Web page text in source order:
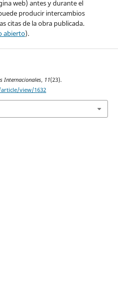
web) antes y durante el
producir intercambios
citas de la obra publicada.
abierto).
Internacionales, 11(23).
view/1632